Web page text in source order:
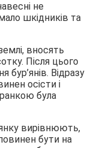
не
шкідників та
вносять
Після цього
Відразу
осісти і
була
вирівнюють,
бути на